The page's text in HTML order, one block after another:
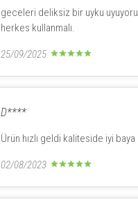
geceleri deliksiz bir uyku
herkes kullanmalı.
25/09/2025
D****
Ürün hızlı geldi kaliteside iyi
02/08/2023